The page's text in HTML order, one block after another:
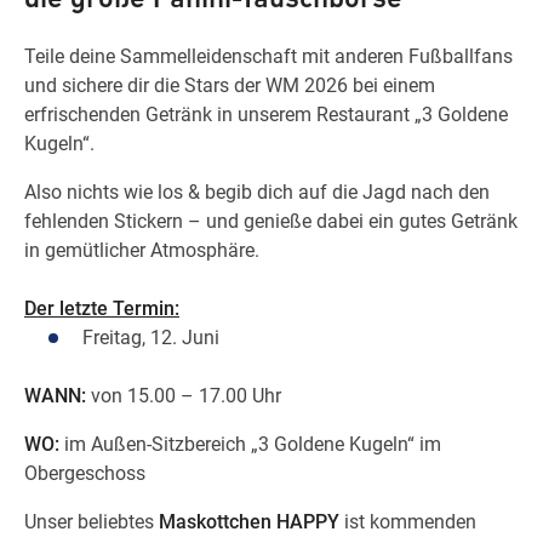
Wegbeschreibung
Teile deine Sammelleidenschaft mit anderen Fußballfans
und sichere dir die Stars der WM 2026 bei einem
erfrischenden Getränk in unserem Restaurant „3 Goldene
Kugeln“.
Also nichts wie los & begib dich auf die Jagd nach den
fehlenden Stickern – und genieße dabei ein gutes Getränk
in gemütlicher Atmosphäre.
Der letzte Termin:
Freitag, 12. Juni
WANN: von 15.00 – 17.00 Uhr
WO: im Außen-Sitzbereich „3 Goldene Kugeln“ im
Obergeschoss
Unser beliebtes Maskottchen HAPPY ist kommenden